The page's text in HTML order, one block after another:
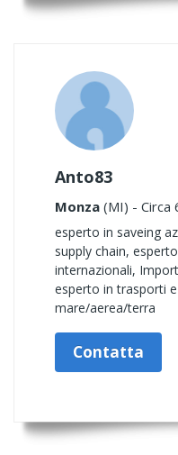
Anto83
Monza (MI) - Circa
esperto in saveing
supply chain,
internazionali,
esperto in trasporti
mare/aerea/terra
Contatta